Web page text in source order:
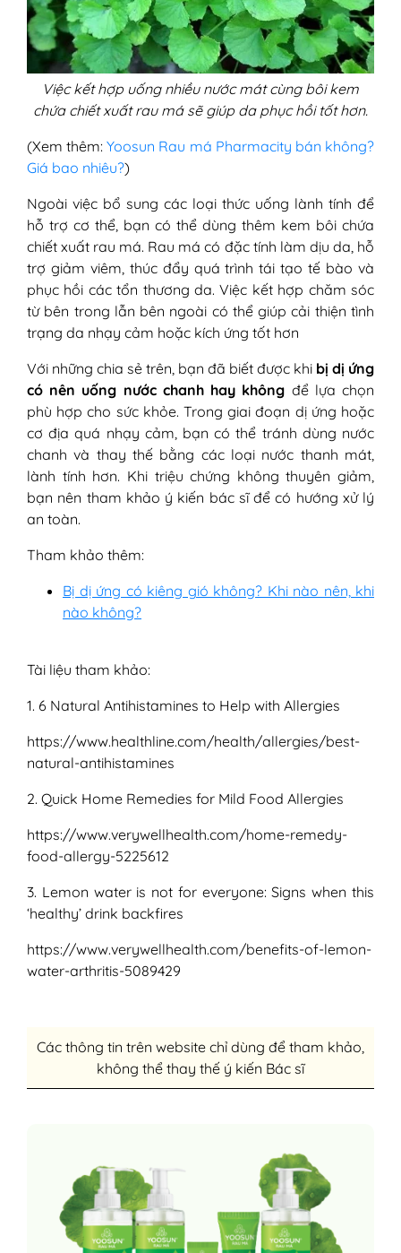
Việc kết hợp uống nhiều nước mát cùng bôi kem
chứa chiết xuất rau má sẽ giúp da phục hồi tốt hơn.
(Xem thêm:Yoosun Rau má Pharmacity bán không?
Giá bao nhiêu?)
Ngoài việc bổ sung các loại thức uống lành tính để
hỗ trợ cơ thể, bạn có thể dùng thêm kem bôi chứa
chiết xuất rau má. Rau má có đặc tính làm dịu da, hỗ
trợ giảm viêm, thúc đẩy quá trình tái tạo tế bào và
phục hồi các tổn thương da. Việc kết hợp chăm sóc
từ bên trong lẫn bên ngoài có thể giúp cải thiện tình
trạng da nhạy cảm hoặc kích ứng tốt hơn
Với những chia sẻ trên, bạn đã biết được khi bị dị ứng
có nên uống nước chanh hay không để lựa chọn
phù hợp cho sức khỏe. Trong giai đoạn dị ứng hoặc
cơ địa quá nhạy cảm, bạn có thể tránh dùng nước
chanh và thay thế bằng các loại nước thanh mát,
lành tính hơn. Khi triệu chứng không thuyên giảm,
bạn nên tham khảo ý kiến bác sĩ để có hướng xử lý
an toàn.
Tham khảo thêm:
Bị dị ứng có kiêng gió không? Khi nào nên, khi
nào không?
Tài liệu tham khảo:
1. 6 Natural Antihistamines to Help with Allergies
https://www.healthline.com/health/allergies/best-
natural-antihistamines
2. Quick Home Remedies for Mild Food Allergies
https://www.verywellhealth.com/home-remedy-
food-allergy-5225612
3. Lemon water is not for everyone: Signs when this
‘healthy’ drink backfires
https://www.verywellhealth.com/benefits-of-lemon-
water-arthritis-5089429
Các thông tin trên website chỉ dùng để tham khảo,
không thể thay thế ý kiến Bác sĩ